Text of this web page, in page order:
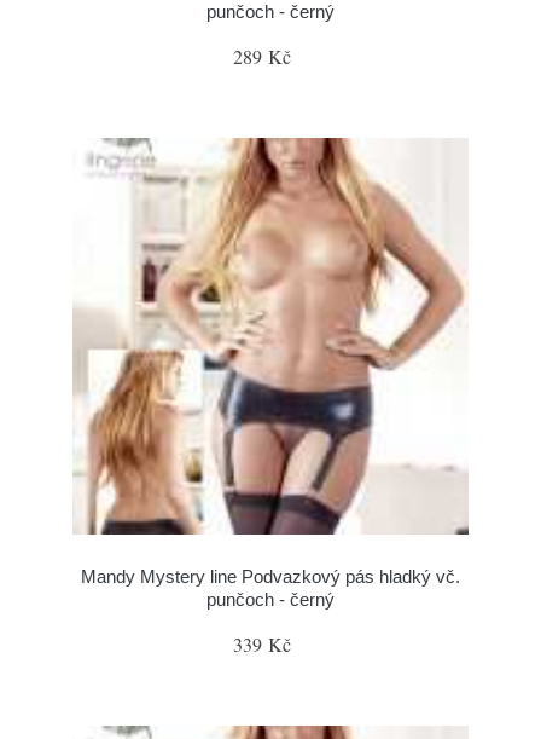
punčoch - černý
289 Kč
Mandy Mystery line Podvazkový pás hladký vč.
punčoch - černý
339 Kč